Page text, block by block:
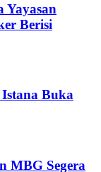
Yayasan
Berisi
Buka
MBG Segera